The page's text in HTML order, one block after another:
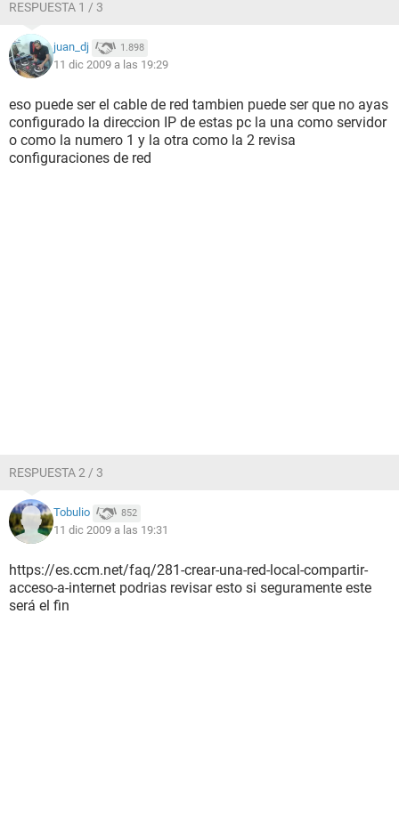
RESPUESTA 1 / 3
juan_dj 1.898
11 dic 2009 a las 19:29
eso puede ser el cable de red tambien puede ser que no ayas
configurado la direccion IP de estas pc la una como servidor
o como la numero 1 y la otra como la 2 revisa
configuraciones de red
RESPUESTA 2 / 3
Tobulio 852
11 dic 2009 a las 19:31
https://es.ccm.net/faq/281-crear-una-red-local-compartir-
acceso-a-internet podrias revisar esto si seguramente este
será el fin